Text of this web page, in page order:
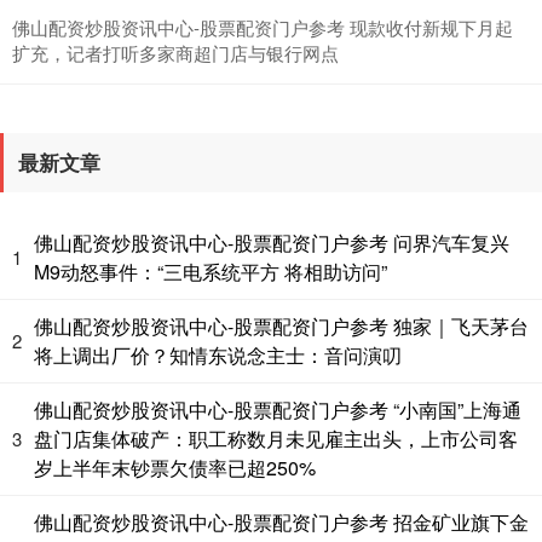
基金指数 7242.10 +12.30 +0.17%
佛山配资炒股资讯中心-股票配资门户参考 现款收付新规下月起
扩充，记者打听多家商超门店与银行网点
最新文章
1
佛山配资炒股资讯中心-股票配资门户参考 问界汽车复兴
M9动怒事件：“三电系统平方 将相助访问”
2
佛山配资炒股资讯中心-股票配资门户参考 独家｜飞天茅台
将上调出厂价？知情东说念主士：音问演叨
3
佛山配资炒股资讯中心-股票配资门户参考 “小南国”上海通
盘门店集体破产：职工称数月未见雇主出头，上市公司客
岁上半年末钞票欠债率已超250%
佛山配资炒股资讯中心-股票配资门户参考 招金矿业旗下金